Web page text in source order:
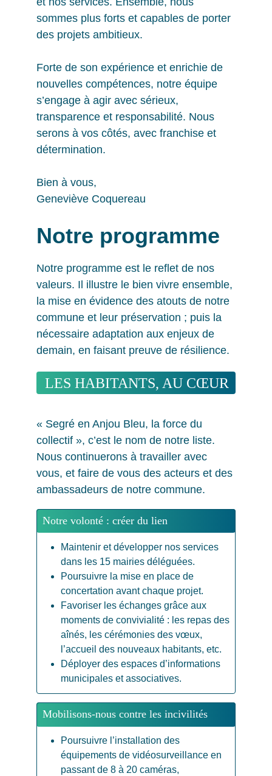
sommes plus forts et capables de porter
des projets ambitieux.
Forte de son expérience et enrichie de
nouvelles compétences, notre équipe
s’engage à agir avec sérieux,
transparence et responsabilité. Nous
serons à vos côtés, avec franchise et
détermination.
Bien à vous,
Geneviève Coquereau
Notre programme
Notre programme est le reflet de nos
valeurs. Il illustre le bien vivre ensemble,
la mise en évidence des atouts de notre
commune et leur préservation ; puis la
nécessaire adaptation aux enjeux de
demain, en faisant preuve de résilience.
Maintenir et développer nos services
dans les 15 mairies déléguées.
Poursuivre la mise en place de
concertation avant chaque projet.
Favoriser les échanges grâce aux
moments de convivialité : les repas des
aînés, les cérémonies des vœux,
l’accueil des nouveaux habitants, etc.
Déployer des espaces d’informations
municipales et associatives.
Poursuivre l’installation des
équipements de vidéosurveillance en
passant de 8 à 20 caméras,
« Segré en Anjou Bleu, la force du
collectif », c’est le nom de notre liste.
Nous continuerons à travailler avec
vous, et faire de vous des acteurs et des
ambassadeurs de notre commune.
Notre volonté : créer du lien
Mobilisons-nous contre les incivilités